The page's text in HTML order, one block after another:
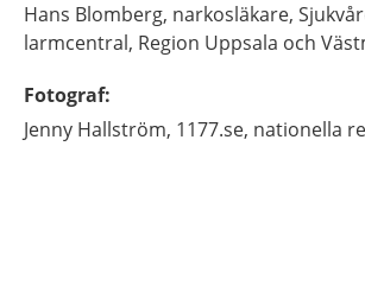
Hans Blomberg, narkosläkare,
larmcentral, Region Uppsala och
Fotograf:
Jenny Hallström, 1177.se, nationella